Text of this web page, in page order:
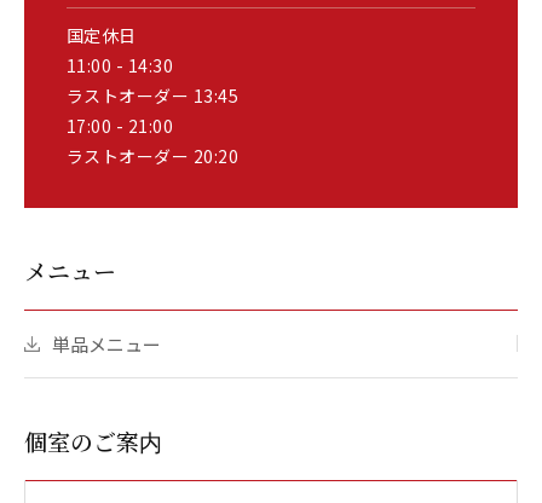
国定休日
11:00 - 14:30
ラストオーダー 13:45
17:00 - 21:00
ラストオーダー 20:20
メニュー
単品メニュー
個室のご案内